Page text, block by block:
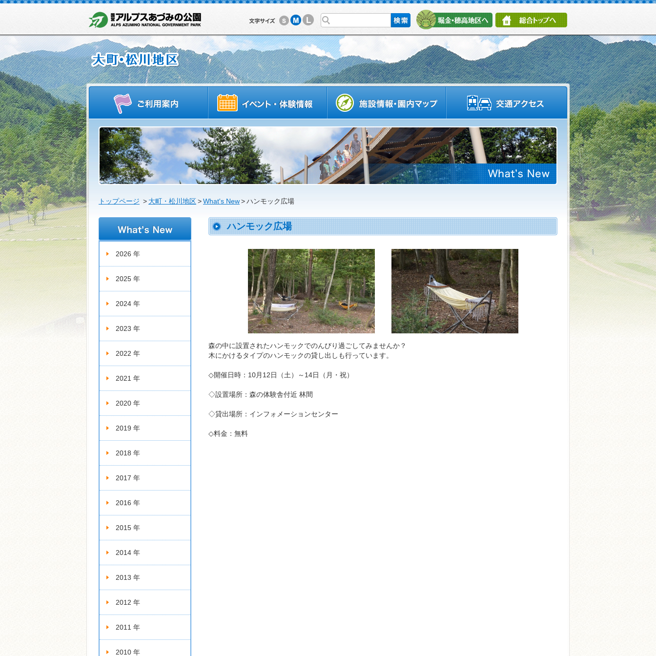
S M
堀金・穂高地区へ
交通アクセス
トップページ > 大町・松川地区>What's New>ハンモック広場
ハンモック広場
森の中に設置されたハンモックでのんびり過ごしてみませんか？
木にかけるタイプのハンモックの貸し出しも行っています。
◇開催日時：10月12日（土）～14日（月・祝）
◇設置場所：森の体験舎付近 林間
◇貸出場所：インフォメーションセンター
◇料金：無料
新着情報
2026 年
2025 年
2024 年
2023 年
2022 年
2021 年
2020 年
2019 年
2018 年
2017 年
2016 年
2015 年
2014 年
2013 年
2012 年
2011 年
2010 年